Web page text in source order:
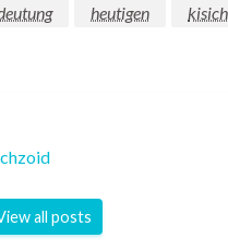
heutigen
all posts